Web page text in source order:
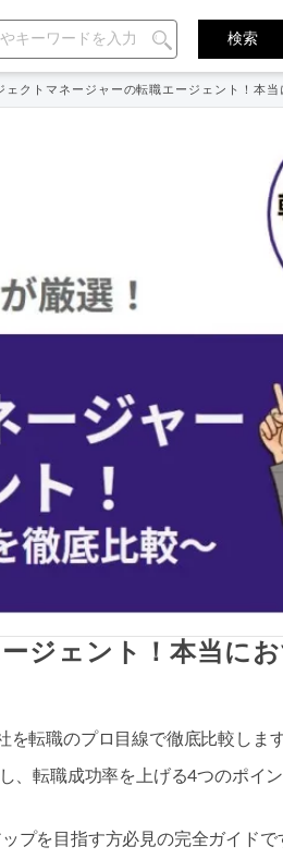
ェクトマネージャーの転職エージェント！本当
ジェント！本当に
転職のプロ目線で徹底比較します
、転職成功率を上げる4つのポイ
プを目指す方必見の完全ガイドで